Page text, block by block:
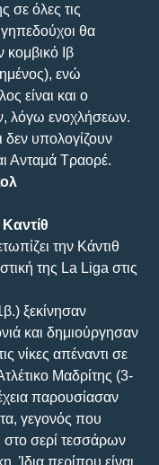
σε όλες τις
θα
κομβικό Ιβ
ενώ
είναι και ο
λόγω ενοχλήσεων.
δεν υπολογίζουν
Ανταμά Τραορέ.
την Κάντιθ
της La Liga στις
ξεκίνησαν
και δημιούργησαν
νίκες απέναντι σε
Μαδρίτης (3-
παρουσίασαν
γεγονός που
σερί τεσσάρων
Ίδια περίπου είναι